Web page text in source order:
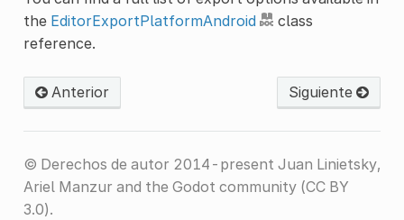
the EditorExportPlatformAndroid
class
reference.
Anterior Siguiente
© Derechos de autor 2014-present Juan Linietsky,
Ariel Manzur and the Godot community (CC BY
3.0).